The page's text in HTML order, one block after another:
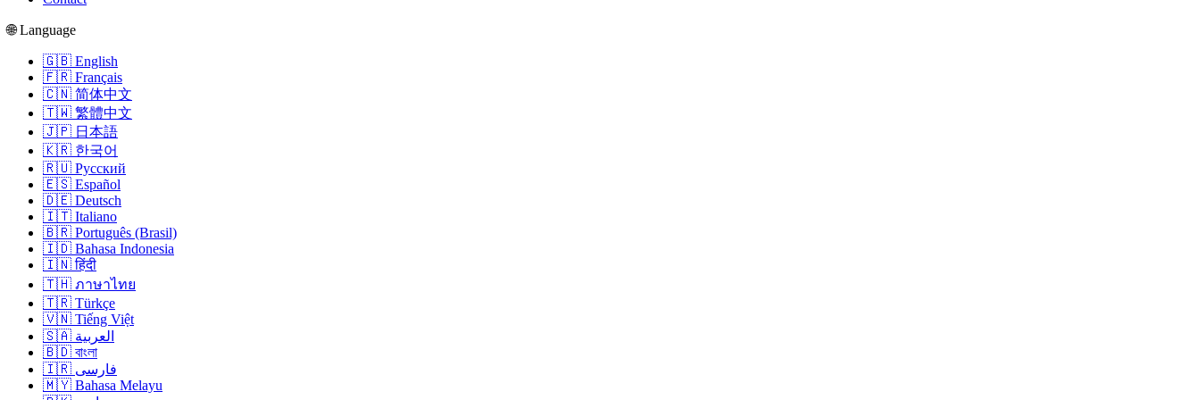
🌐 Language
🇬🇧 English
🇫🇷 Français
🇨🇳 简体中文
🇹🇼 繁體中文
🇯🇵 日本語
🇰🇷 한국어
🇷🇺 Русский
🇪🇸 Español
🇩🇪 Deutsch
🇮🇹 Italiano
🇧🇷 Português (Brasil)
🇮🇩 Bahasa Indonesia
🇮🇳 हिंदी
🇹🇭 ภาษาไทย
🇹🇷 Türkçe
🇻🇳 Tiếng Việt
🇸🇦 العربية
🇧🇩 বাংলা
🇮🇷 فارسی
🇲🇾 Bahasa Melayu